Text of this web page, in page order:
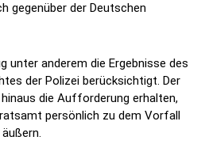
gegenüber der Deutschen
unter anderem die Ergebnisse des
der Polizei berücksichtigt. Der
die Aufforderung erhalten,
persönlich zu dem Vorfall